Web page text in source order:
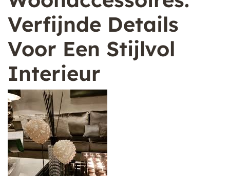
Verfijnde Details
Voor Een Stijlvol
Interieur